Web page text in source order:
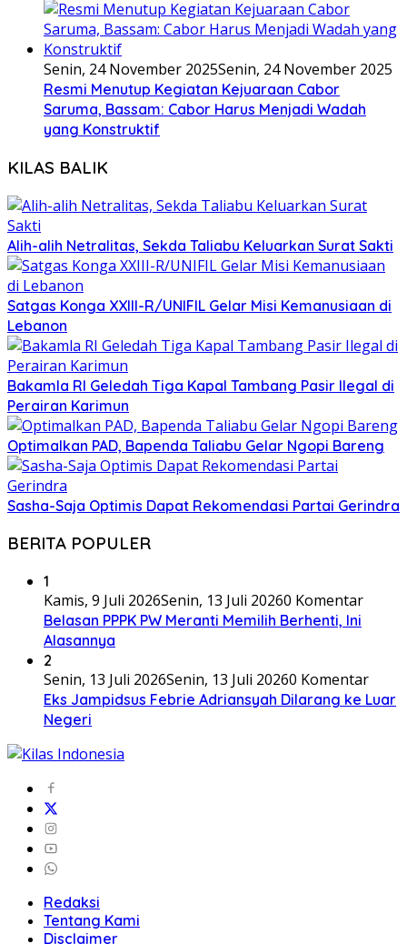
Senin, 24 November 2025Senin, 24 November 2025
Resmi Menutup Kegiatan Kejuaraan Cabor
Saruma, Bassam: Cabor Harus Menjadi Wadah
yang Konstruktif
KILAS BALIK
Alih-alih Netralitas, Sekda Taliabu Keluarkan Surat Sakti
Satgas Konga XXIII-R/UNIFIL Gelar Misi Kemanusiaan di
Lebanon
Bakamla RI Geledah Tiga Kapal Tambang Pasir Ilegal di
Perairan Karimun
Optimalkan PAD, Bapenda Taliabu Gelar Ngopi Bareng
Sasha-Saja Optimis Dapat Rekomendasi Partai Gerindra
BERITA POPULER
1
Kamis, 9 Juli 2026Senin, 13 Juli 20260 Komentar
Belasan PPPK PW Meranti Memilih Berhenti, Ini
Alasannya
2
Senin, 13 Juli 2026Senin, 13 Juli 20260 Komentar
Eks Jampidsus Febrie Adriansyah Dilarang ke Luar
Negeri
Redaksi
Tentang Kami
Disclaimer